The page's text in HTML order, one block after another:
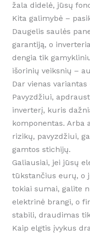
žala didelė, jūsų
Kita galimybė –
Daugelis saulės
garantiją, o
dengia tik
išorinių veiksnių –
Dar vienas
Pavyzdžiui,
inverterį, kuris
komponentas. Arba
rizikų, pavyzdžiui,
gamtos stichijų.
Galiausiai, jei jūsų
tūkstančius eurų, o
tokiai sumai, galite
elektrinė brangi, o
stabili, draudimas
Kaip elgtis įvykus